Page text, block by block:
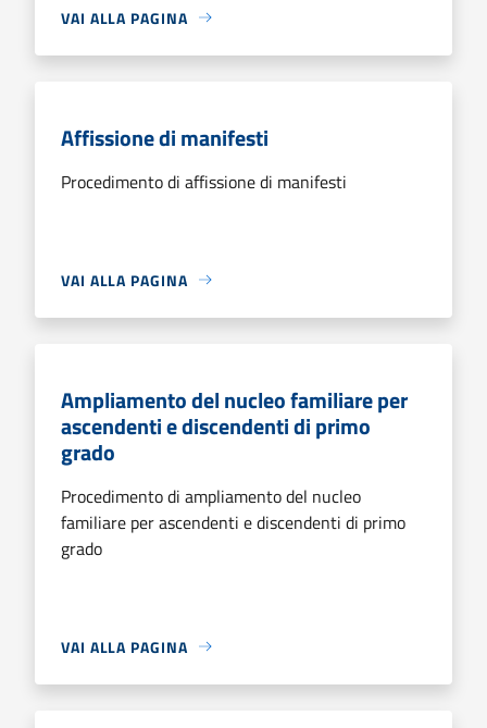
VAI ALLA PAGINA
Affissione di manifesti
Procedimento di affissione di manifesti
VAI ALLA PAGINA
Ampliamento del nucleo familiare per
ascendenti e discendenti di primo
grado
Procedimento di ampliamento del nucleo
familiare per ascendenti e discendenti di primo
grado
VAI ALLA PAGINA